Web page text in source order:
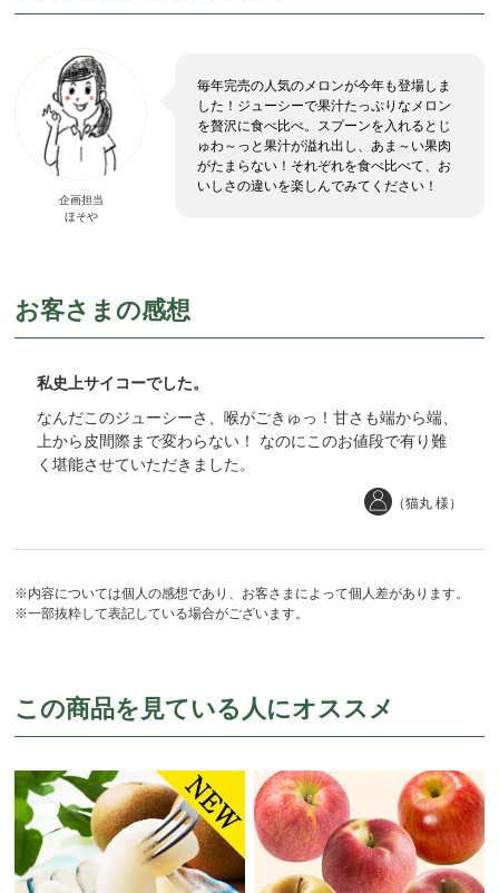
企画担当
ほそや
毎年完売の人気のメロンが今年も登場しま
した！ジューシーで果汁たっぷりなメロン
を贅沢に食べ比べ。スプーンを入れるとじ
ゅわ～っと果汁が溢れ出し、あま～い果肉
がたまらない！それぞれを食べ比べて、お
いしさの違いを楽しんでみてください！
お客さまの感想
私史上サイコーでした。
なんだこのジューシーさ、喉がごきゅっ！甘さも端から端、
上から皮間際まで変わらない！ なのにこのお値段で有り難
く堪能させていただきました。
（猫丸 様）
※内容については個人の感想であり、お客さまによって個人差があります。
※一部抜粋して表記している場合がございます。
この商品を見ている人にオススメ